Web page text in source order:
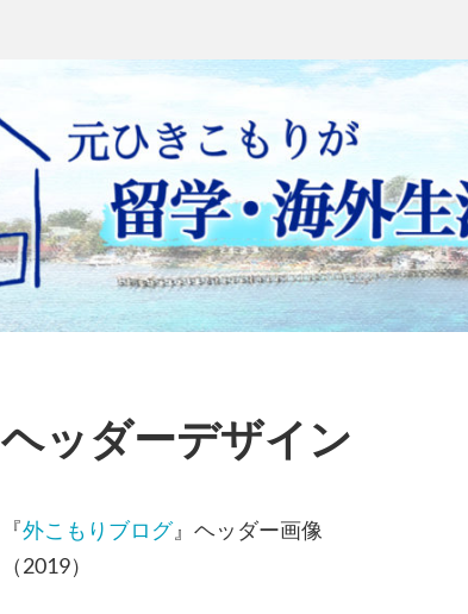
ヘッダーデザイン
『外こもりブログ』ヘッダー画像
（2019）